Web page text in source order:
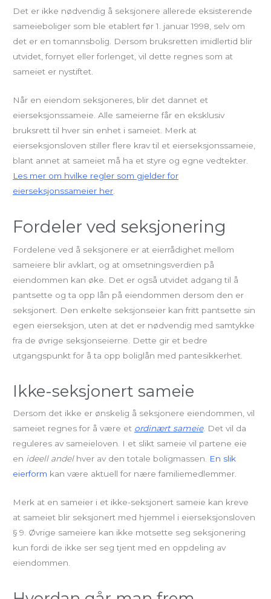
Det er ikke nødvendig å seksjonere allerede eksisterende
sameieboliger som ble etablert før 1. januar 1998, selv om
det er en tomannsbolig. Dersom bruksretten imidlertid blir
utvidet, fornyet eller forlenget, vil dette regnes som at
sameiet er nystiftet.
Når en eiendom seksjoneres, blir det dannet et
eierseksjonssameie. Alle sameierne får en eksklusiv
bruksrett til hver sin enhet i sameiet. Merk at
eierseksjonsloven stiller flere krav til et eierseksjonssameie,
blant annet at sameiet må ha et styre og egne vedtekter.
Les mer om hvilke regler som gjelder for
eierseksjonssameier her
Fordeler ved seksjonering
Fordelene ved å seksjonere er at eierrådighet mellom
sameiere blir avklart, og at omsetningsverdien på
eiendommen kan øke. Det er også utvidet adgang til å
pantsette og ta opp lån på eiendommen dersom den er
seksjonert. Den enkelte seksjonseier kan fritt pantsette sin
egen eierseksjon, uten at det er nødvendig med samtykke
fra de øvrige seksjonseierne. Dette gir et bedre
utgangspunkt for å ta opp boliglån med pantesikkerhet.
Ikke-seksjonert sameie
Dersom det ikke er ønskelig å seksjonere eiendommen, vil
sameiet regnes for å være et ordinært sameie. Det vil da
reguleres av sameieloven. I et slikt sameie vil partene eie
en ideell andel hver av den totale boligmassen.
En slik
eierform kan være aktuell for nære familiemedlemmer.
Merk at en sameier i et ikke-seksjonert sameie kan kreve
at sameiet blir seksjonert med hjemmel i eierseksjonsloven
§ 9. Øvrige sameiere kan ikke motsette seg seksjonering
kun fordi de ikke ser seg tjent med en oppdeling av
eiendommen.